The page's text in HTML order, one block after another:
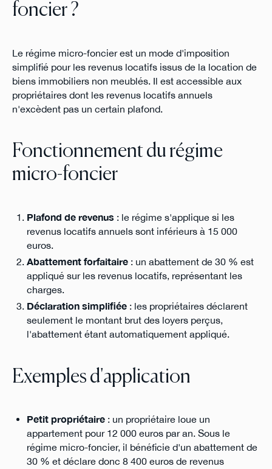
foncier ?
Le régime micro-foncier est un mode d'imposition
simplifié pour les revenus locatifs issus de la location de
biens immobiliers non meublés. Il est accessible aux
propriétaires dont les revenus locatifs annuels
n'excèdent pas un certain plafond.
Fonctionnement du régime
micro-foncier
Plafond de revenus : le régime s'applique si les
revenus locatifs annuels sont inférieurs à 15 000
euros.
Abattement forfaitaire: un abattement de 30 % est
appliqué sur les revenus locatifs, représentant les
charges.
Déclaration simplifiée: les propriétaires déclarent
seulement le montant brut des loyers perçus,
l'abattement étant automatiquement appliqué.
Exemples d'application
Petit propriétaire: un propriétaire loue un
appartement pour 12 000 euros par an. Sous le
régime micro-foncier, il bénéficie d'un abattement de
30 % et déclare donc 8 400 euros de revenus